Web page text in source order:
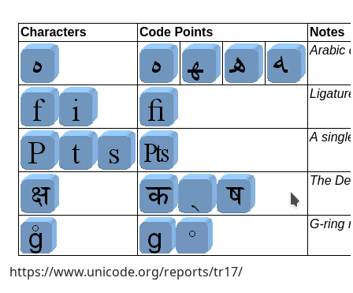
https://www.unicode.org/reports/tr17/